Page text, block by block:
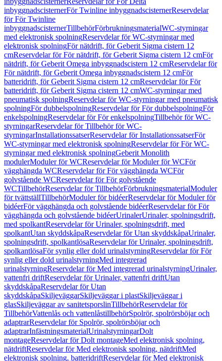
inbyggnadscisternerFör Twinline inbyggnadscisternerReservdelar
för För Twinline
inbyggnadscisternerTillbehörFörbrukningsmaterialWC-styrningar
med elektronisk spolningReservdelar för WC-styrningar med
elektronisk spolningFör nätdrift, för Geberit Sigma cistern 12
cmReservdelar för För nätdrift, för Geberit Sigma cistern 12 cmFör
nätdrift, för Geberit Omega inbyggnadscistern 12 cmReservdelar för
För nätdrift, för Geberit Omega inbyggnadscistern 12 cmFör
batteridrift, för Geberit Sigma cistern 12 cmReservdelar för För
batteridrift, för Geberit Sigma cistern 12 cmWC-styrningar med
pneumatisk spolningReservdelar för WC-styrningar med pneumatisk
spolningFör dubbelspolningReservdelar för För dubbelspolningFör
enkelspolningReservdelar för För enkelspolningTillbehör för WC-
styrningarReservdelar för Tillbehör för WC-
styrningarInstallationssatserReservdelar för InstallationssatserFör
WC-styrningar med elektronisk spolningReservdelar för För WC-
styrningar med elektronisk spolningGeberit Monolith
modulerModuler för WCReservdelar för Moduler för WCFör
vägghängda WCReservdelar för För vägghängda WCFör
golvstående WCReservdelar för För golvstående
WCTillbehörReservdelar för TillbehörFörbrukningsmaterialModuler
för tvättställTillbehörModuler för bidéerReservdelar för Moduler för
bidéerFör vägghängda och golvstående bidéerReservdelar för För
vägghängda och golvstående bidéerUrinalerUrinaler, spolningsdrift,
med spolkantReservdelar för Urinaler, spolningsdrift, med
spolkantUtan skyddskåpaReservdelar för Utan skyddskåpaUrinaler,
spolningsdrift, spolkantlösaReservdelar för Urinaler, spolningsdrift,
spolkantlösaFör synlig eller dold urinalstyrningReservdelar för För
synlig eller dold urinalstyrningMed integrerad
urinalstyrningReservdelar för Med integrerad urinalstyrningUrinaler,
vattenfri driftReservdelar för Urinaler, vattenfri driftUtan
skyddskåpaReservdelar för Utan
skyddskåpaSkiljeväggarSkiljeväggar i plastSkiljeväggar i
glasSkiljeväggar av sanitetsporslinTillbehörReservdelar för
TillbehörVattenlås och vattenlåstillbehörSpolrör, spolrörsböjar och
adaptrarReservdelar för Spolrör, spolrörsböjar och
adaptrarInfästningsmaterialUrinalstyrningarDolt
montageReservdelar för Dolt montageMed elektronisk spolning,
nätdriftReservdelar för Med elektronisk spolning, nätdriftMed
elektronisk spolning, batteridriftReservdelar för Med elektronisk